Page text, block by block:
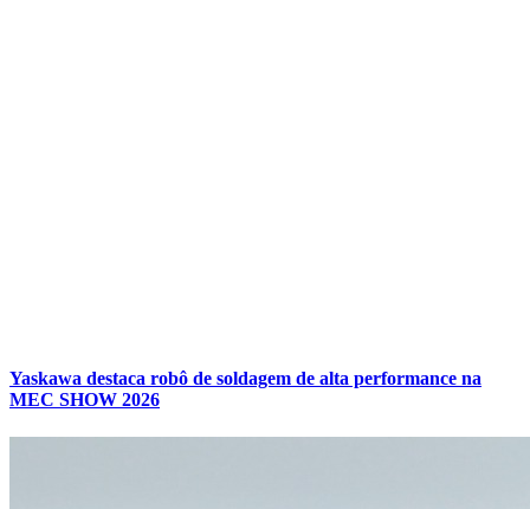
Yaskawa destaca robô de soldagem de alta performance na
MEC SHOW 2026